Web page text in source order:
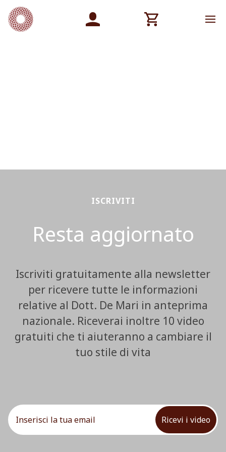
ISCRIVITI
Resta aggiornato
Iscriviti gratuitamente alla newsletter
per ricevere tutte le informazioni
relative al Dott. De Mari in anteprima
nazionale. Riceverai inoltre 10 video
gratuiti che ti aiuteranno a cambiare il
tuo stile di vita
Ricevi i video